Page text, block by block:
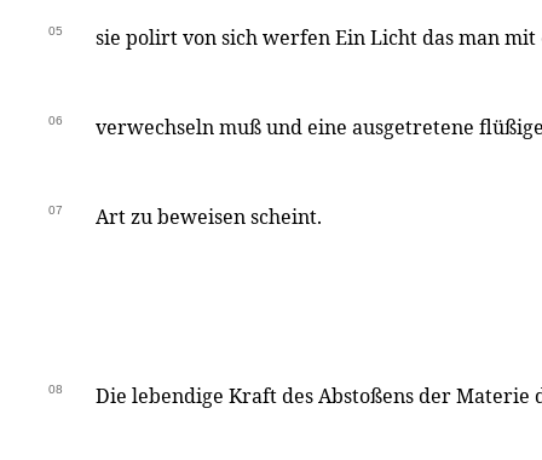
05 sie polirt von sich werfen Ein Licht das man
06 verwechseln muß und eine ausgetretene
07 Art zu beweisen scheint.
08 Die lebendige Kraft des Abstoßens der Materie